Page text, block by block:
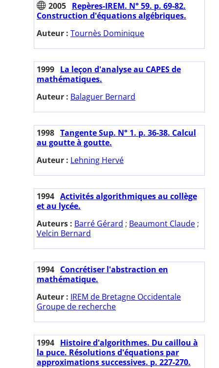
2005 Repères-IREM. N° 59. p. 69-82.
Construction d'équations algébriques.
Auteur : Tournès Dominique
1999 La leçon d'analyse au CAPES de
mathématiques.
Auteur : Balaguer Bernard
1998 Tangente Sup. N° 1. p. 36-38. Calcul
au goutte à goutte.
Auteur : Lehning Hervé
1994 Activités algorithmiques au collège
et au lycée.
Auteurs : Barré Gérard ; Beaumont Claude ;
Velcin Bernard
1994 Concrétiser l'abstraction en
mathématique.
Auteur : IREM de Bretagne Occidentale
Groupe de recherche
1994 Histoire d'algorithmes. Du caillou à
la puce. Résolutions d'équations par
approximations successives. p. 227-270.